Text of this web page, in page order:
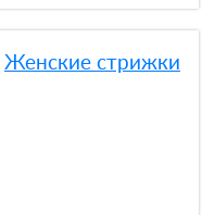
Женские стрижки